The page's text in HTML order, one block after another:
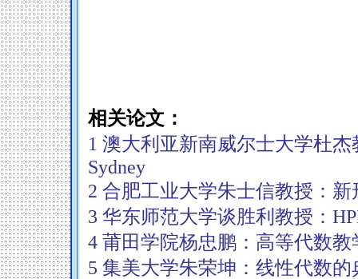
相关论文：
1 澳大利亚新南威尔士大学杜杰
Sydney
2 合肥工业大学朱士信教授：
3 华东师范大学谈胜利教授：
4 莆田学院杨忠鹏：高等代数教
5 集美大学朱荣坤：线性代数